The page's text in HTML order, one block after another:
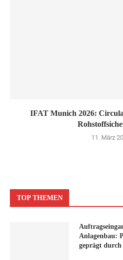
IFAT Munich 2026:
11. März
TOP THEMEN
Anlagenbau:
geprägt durch